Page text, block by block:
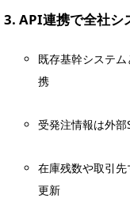
3. API連携で全社シ
既存基幹システ
携
受発注情報は外
在庫残数や取引
更新